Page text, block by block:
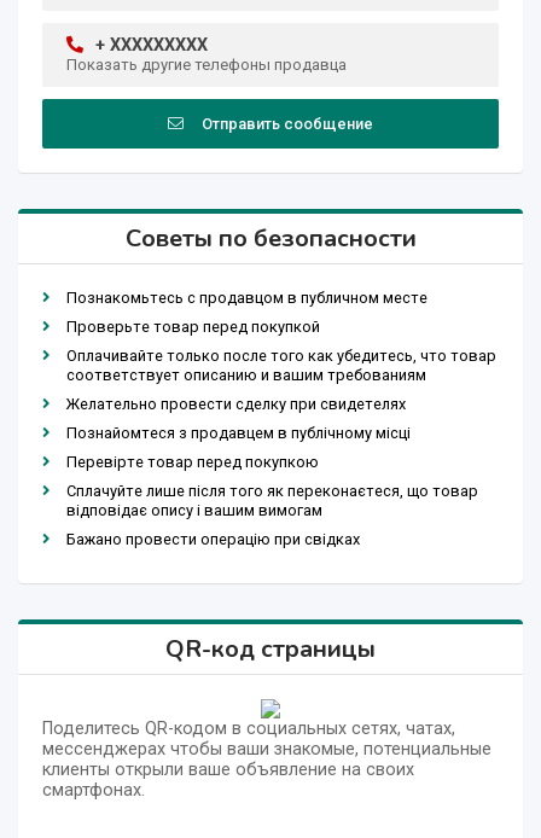
+ XXXXXXXXX
Показать другие телефоны продавца
Отправить сообщение
Советы по безопасности
Познакомьтесь с продавцом в публичном месте
Проверьте товар перед покупкой
Оплачивайте только после того как убедитесь, что товар
соответствует описанию и вашим требованиям
Желательно провести сделку при свидетелях
Познайомтеся з продавцем в публічному місці
Перевірте товар перед покупкою
Сплачуйте лише після того як переконаєтеся, що товар
відповідає опису і вашим вимогам
Бажано провести операцію при свідках
QR-код страницы
Поделитесь QR-кодом в социальных сетях, чатах,
мессенджерах чтобы ваши знакомые, потенциальные
клиенты открыли ваше объявление на своих
смартфонах.